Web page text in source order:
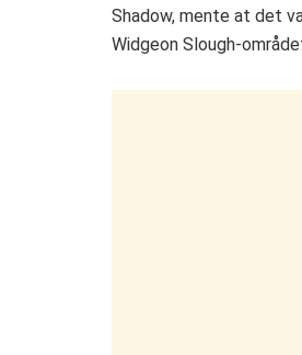
Shadow, mente at det
Widgeon Slough-